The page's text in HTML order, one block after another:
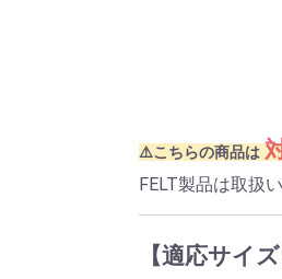
⚠️こちらの商品は
FELT製品は取扱
【適応サイズ